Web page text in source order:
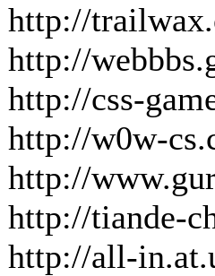
http://
http://
http://css-
http://w0w-
http://
http://tiande-
http://all-